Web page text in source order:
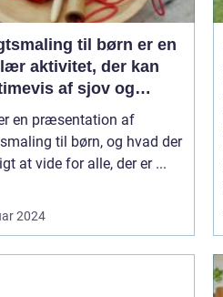
til børn er en
aktivitet, der kan
af sjov og
en præsentation af
til børn, og hvad der
at vide for alle, der er ...
2024